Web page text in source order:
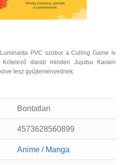
PVC szobor a Culling Game ív
darab minden Jujutsu Kaisen
lesz gyűjteményednek.
Bontatlan
4573628560899
Anime / Manga